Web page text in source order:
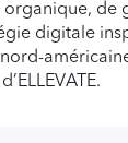
organique, de
digitale